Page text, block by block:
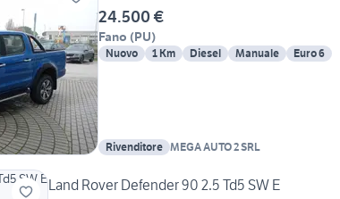
24.500 €
Fano (PU)
Nuovo 1 Km Diesel Manuale Euro 6
Rivenditore MEGA AUTO 2 SRL
Land Rover Defender 90 2.5 Td5 SW E